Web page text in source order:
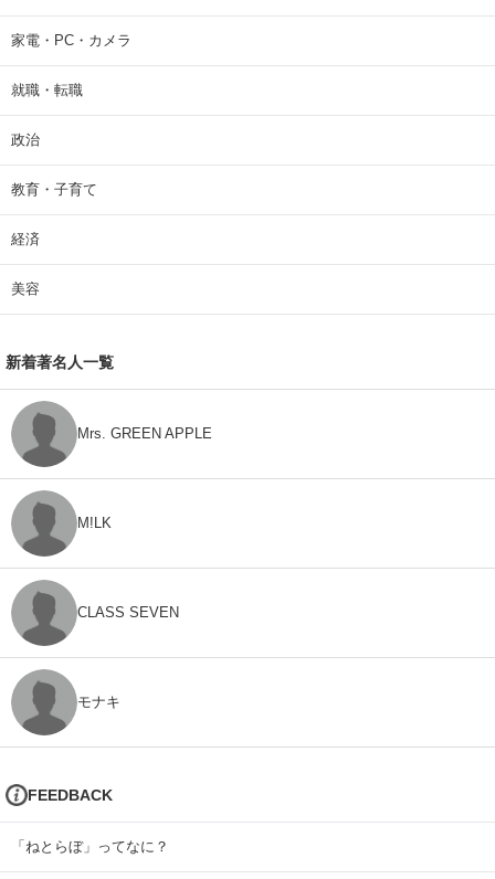
家電・PC・カメラ
就職・転職
政治
教育・子育て
経済
美容
新着著名人一覧
Mrs. GREEN APPLE
M!LK
CLASS SEVEN
モナキ
FEEDBACK
「ねとらぼ」ってなに？